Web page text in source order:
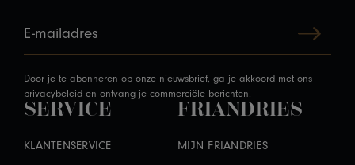
Door je te abonneren op onze nieuwsbrief, ga je akkoord met ons
privacybeleid en ontvang je commerciële berichten.
SERVICE
KLANTENSERVICE
FRIANDRIES
MIJN FRIANDRIES